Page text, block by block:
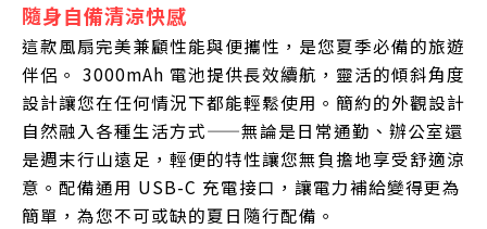
隨身自備清涼快感
這款風扇完美兼顧性能與便攜性，是您夏季必備的旅遊
伴侶。 3000mAh 電池提供長效續航，靈活的傾斜角度
設計讓您在任何情況下都能輕鬆使用。簡約的外觀設計
自然融入各種生活方式——無論是日常通勤、辦公室還
是週末行山遠足，輕便的特性讓您無負擔地享受舒適涼
意。配備通用 USB-C 充電接口，讓電力補給變得更為
簡單，為您不可或缺的夏日隨行配備。